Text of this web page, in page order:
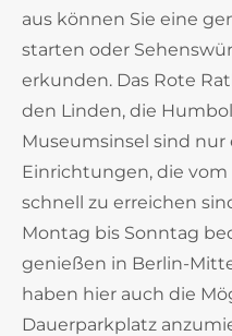
aus können Sie eine
starten oder
erkunden. Das Rote
den Linden, die
Museumsinsel sind nur
Einrichtungen, die vom
schnell zu erreichen
Montag bis Sonntag
genießen in Berlin-
haben hier auch die
Dauerparkplatz